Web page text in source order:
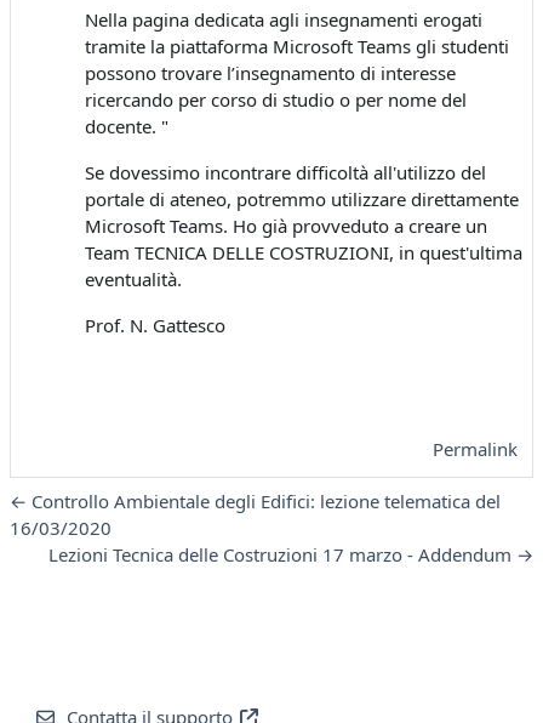
Nella pagina dedicata agli insegnamenti erogati
tramite la piattaforma Microsoft Teams gli studenti
possono trovare l’insegnamento di interesse
ricercando per corso di studio o per nome del
docente. "
Se dovessimo incontrare difficoltà all'utilizzo del
portale di ateneo, potremmo utilizzare direttamente
Microsoft Teams. Ho già provveduto a creare un
Team TECNICA DELLE COSTRUZIONI, in quest'ultima
eventualità.
Prof. N. Gattesco
Permalink
← Controllo Ambientale degli Edifici: lezione telematica del
16/03/2020
Lezioni Tecnica delle Costruzioni 17 marzo - Addendum →
Contatta il supporto